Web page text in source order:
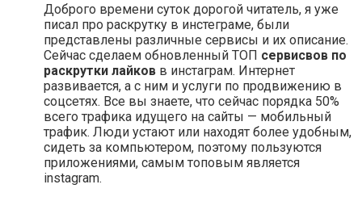
Доброго времени суток дорогой читатель, я уже
писал про раскрутку в инстеграме, были
представлены различные сервисы и их описание.
Сейчас сделаем обновленный ТОП сервисвов по
раскрутки лайков в инстаграм. Интернет
развивается, а с ним и услуги по продвижению в
соцсетях. Все вы знаете, что сейчас порядка 50%
всего трафика идущего на сайты — мобильный
трафик. Люди устают или находят более удобным,
сидеть за компьютером, поэтому пользуются
приложениями, самым топовым является
instagram.